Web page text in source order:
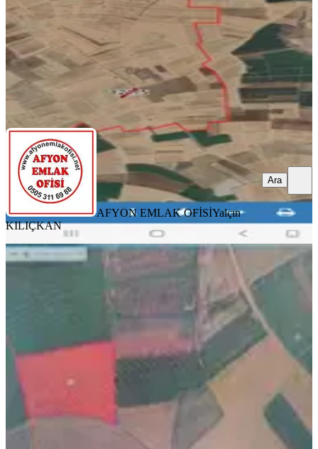
400.000 ₺
AFYON EMLAK OFİSİYalçın KILIÇKAN
Ara
AFYON EMLAK OFİSİYalçın
KILIÇKAN
Ara
İhsaniye Karacahmet Köyü Verimli
Tarla
İhsaniye, Karacaahmet Köyü
10000 m² ·250/m² 03.01.2026
2.500.000 ₺
AFYON TEZ-CAN EMLAK